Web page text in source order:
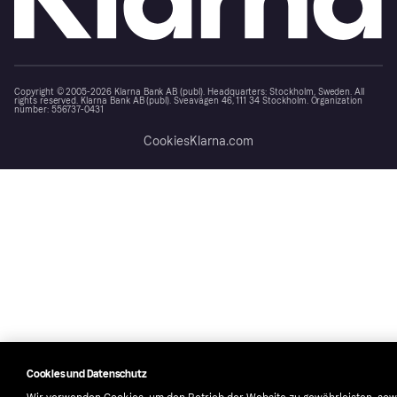
Copyright © 2005-2026 Klarna Bank AB (publ). Headquarters: Stockholm, Sweden. All
rights reserved. Klarna Bank AB (publ). Sveavägen 46, 111 34 Stockholm. Organization
number: 556737-0431
CookiesKlarna.com
Cookies und Datenschutz